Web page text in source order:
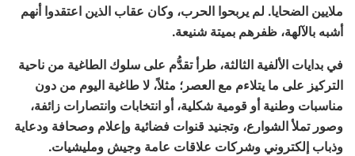
ملايين الضحايا. لم يربحوا الحرب، وكان عقاب الذين اعتقدوا أنهم
أشبه بالآلهة، ظفرهم بميتة شنيعة.
في بدايات الألفية الثالثة، طرأ تقدُّم على سلوك الطاغية من ناحية
التركيز على ما يتلاءم مع العصر؛ مثلاً، لا طاغية اليوم من دون
مناسبات وطنية أو قومية شكلية، أو انتخابات وانتصارات زائفة،
وصور تملأ الشوارع، وتجنيد قنوات فضائية وإعلام وصحافة ودعاية
وذباب إلكتروني وشركات علاقات عامة وجيش ومليشيات.